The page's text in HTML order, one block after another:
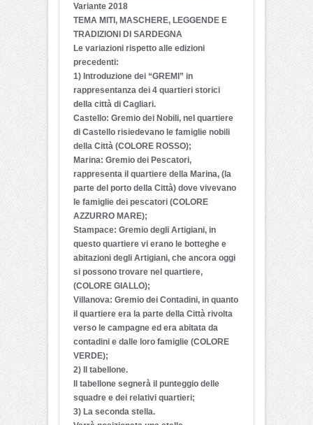
Variante 2018
TEMA MITI, MASCHERE, LEGGENDE E
TRADIZIONI DI SARDEGNA
Le variazioni rispetto alle edizioni
precedenti:
1) Introduzione dei “GREMI” in
rappresentanza dei 4 quartieri storici
della città di Cagliari.
Castello: Gremio dei Nobili, nel quartiere
di Castello risiedevano le famiglie nobili
della Città (COLORE ROSSO);
Marina: Gremio dei Pescatori,
rappresenta il quartiere della Marina, (la
parte del porto della Città) dove vivevano
le famiglie dei pescatori (COLORE
AZZURRO MARE);
Stampace: Gremio degli Artigiani, in
questo quartiere vi erano le botteghe e
abitazioni degli Artigiani, che ancora oggi
si possono trovare nel quartiere,
(COLORE GIALLO);
Villanova: Gremio dei Contadini, in quanto
il quartiere era la parte della Città rivolta
verso le campagne ed era abitata da
contadini e dalle loro famiglie (COLORE
VERDE);
2) Il tabellone.
Il tabellone segnerà il punteggio delle
squadre e dei relativi quartieri;
3) La seconda stella.